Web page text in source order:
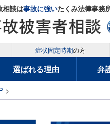
相談は事故に強いたくみ法律事務
症状固定時期の方
選ばれる理由 弁
>